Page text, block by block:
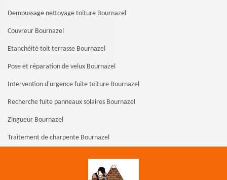
Demoussage nettoyage toiture Bournazel
Couvreur Bournazel
Etanchéité toit terrasse Bournazel
Pose et réparation de velux Bournazel
Intervention d'urgence fuite toiture Bournazel
Recherche fuite panneaux solaires Bournazel
Zingueur Bournazel
Traitement de charpente Bournazel